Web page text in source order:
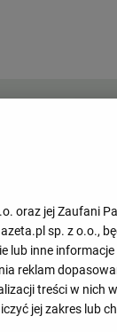
0 : 1
oraz jej Zaufani
sp. z o.o.,
lub inne
reklam
treści w nich
jej zakres lub